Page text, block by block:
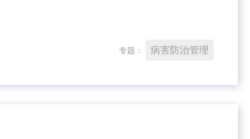
专题： 病害防治管理